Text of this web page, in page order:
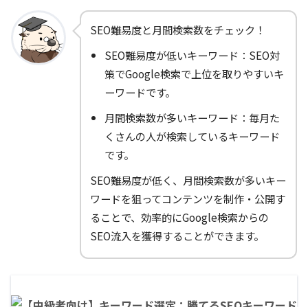
SEO難易度と月間検索数をチェック！
SEO難易度が低いキーワード：SEO対
策でGoogle検索で上位を取りやすいキ
ーワードです。
月間検索数が多いキーワード：毎月た
くさんの人が検索しているキーワード
です。
SEO難易度が低く、月間検索数が多いキー
ワードを狙ってコンテンツを制作・公開す
ることで、効率的にGoogle検索からの
SEO流入を獲得することができます。